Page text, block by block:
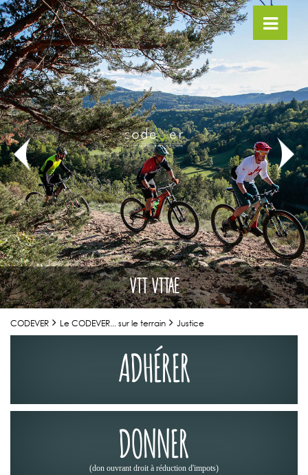
VTT VTTAE
CODEVER Le CODEVER... sur le terrain Justice
ADHÉRER
DONNER
(don ouvrant droit à réduction d'impots)